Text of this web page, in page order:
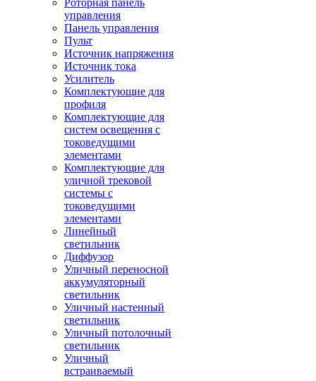
Роторная панель
управления
Панель управления
Пульт
Источник напряжения
Источник тока
Усилитель
Комплектующие для
профиля
Комплектующие для
систем освещения с
токоведущими
элементами
Комплектующие для
уличной трековой
системы с
токоведущими
элементами
Линейный
светильник
Диффузор
Уличный переносной
аккумуляторный
светильник
Уличный настенный
светильник
Уличный потолочный
светильник
Уличный
встраиваемый